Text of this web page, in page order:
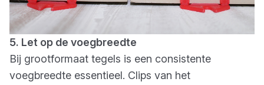
5. Let op de voegbreedte
Bij grootformaat tegels is een consistente
voegbreedte essentieel. Clips van het